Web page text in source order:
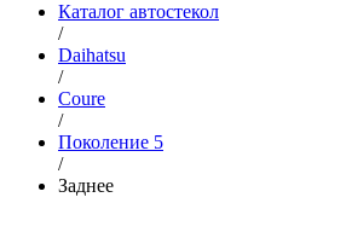
Каталог автостекол
/
Daihatsu
/
Coure
/
Поколение 5
/
Заднее